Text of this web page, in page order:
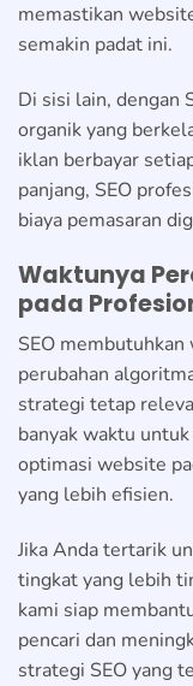
memastikan
semakin padat ini.
Di sisi lain, dengan
organik yang
iklan berbayar
panjang, SEO
biaya pemasaran
Waktunya
pada
SEO
perubahan
strategi tetap
banyak waktu
optimasi website
yang lebih efisien.
Jika Anda tertarik
tingkat yang lebih
kami siap
pencari dan
strategi SEO yang